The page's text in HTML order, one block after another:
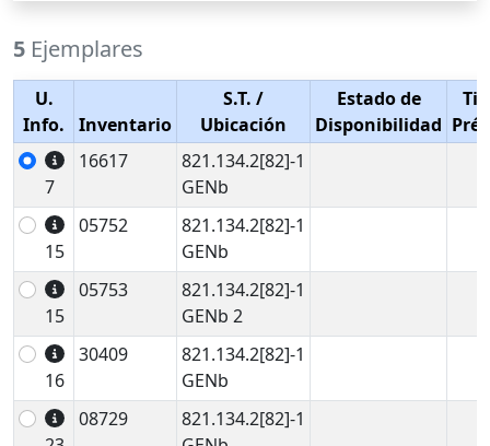
5 Ejemplares
U.
Info.
Inventario
S.T. /
Ubicación
Estado de
Disponibilidad
7
16617
821.134.2[82]-1
GENb
15
05752
821.134.2[82]-1
GENb
15
05753
821.134.2[82]-1
GENb 2
16
30409
821.134.2[82]-1
GENb
08729
821.134.2[82]-1